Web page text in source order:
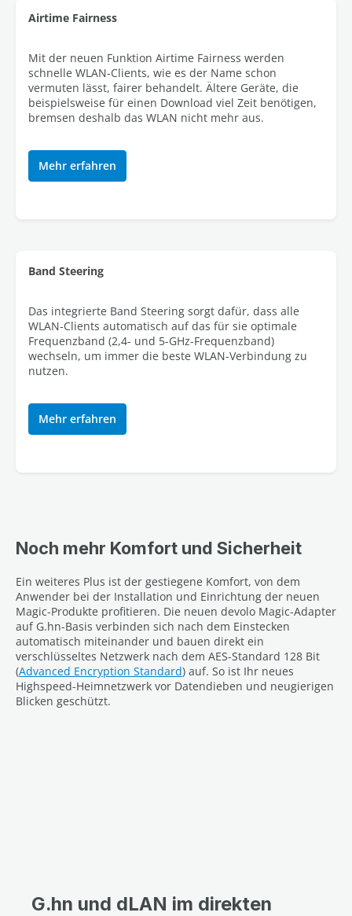
Airtime Fairness
Mit der neuen Funktion Airtime Fairness werden
schnelle WLAN-Clients, wie es der Name schon
vermuten lässt, fairer behandelt. Ältere Geräte, die
beispielsweise für einen Download viel Zeit benötigen,
bremsen deshalb das WLAN nicht mehr aus.
Mehr erfahren
Band Steering
Das integrierte Band Steering sorgt dafür, dass alle
WLAN-Clients automatisch auf das für sie optimale
Frequenzband (2,4- und 5-GHz-Frequenzband)
wechseln, um immer die beste WLAN-Verbindung zu
nutzen.
Mehr erfahren
Noch mehr Komfort und Sicherheit
Ein weiteres Plus ist der gestiegene Komfort, von dem
Anwender bei der Installation und Einrichtung der neuen
Magic-Produkte profitieren. Die neuen devolo Magic-Adapter
auf G.hn-Basis verbinden sich nach dem Einstecken
automatisch miteinander und bauen direkt ein
verschlüsseltes Netzwerk nach dem AES-Standard 128 Bit
(Advanced Encryption Standard) auf. So ist Ihr neues
Highspeed-Heimnetzwerk vor Datendieben und neugierigen
Blicken geschützt.
G.hn und dLAN im direkten